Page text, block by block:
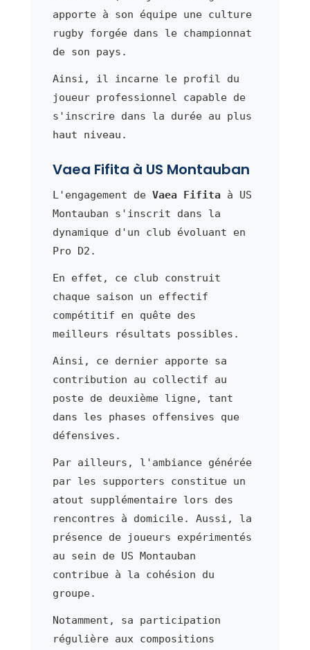
apporte à son équipe une culture
rugby forgée dans le championnat
de son pays.
Ainsi, il incarne le profil du
joueur professionnel capable de
s'inscrire dans la durée au plus
haut niveau.
Vaea Fifita à US Montauban
L'engagement de Vaea Fifita à US
Montauban s'inscrit dans la
dynamique d'un club évoluant en
Pro D2.
En effet, ce club construit
chaque saison un effectif
compétitif en quête des
meilleurs résultats possibles.
Ainsi, ce dernier apporte sa
contribution au collectif au
poste de deuxième ligne, tant
dans les phases offensives que
défensives.
Par ailleurs, l'ambiance générée
par les supporters constitue un
atout supplémentaire lors des
rencontres à domicile. Aussi, la
présence de joueurs expérimentés
au sein de US Montauban
contribue à la cohésion du
groupe.
Notamment, sa participation
régulière aux compositions